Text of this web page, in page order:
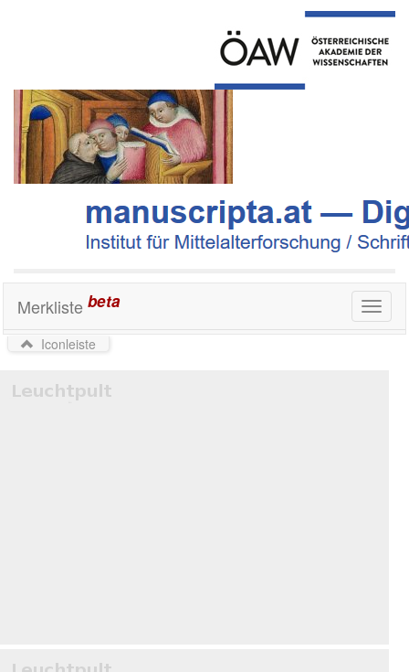
Toggle
Merkliste beta
Iconleiste